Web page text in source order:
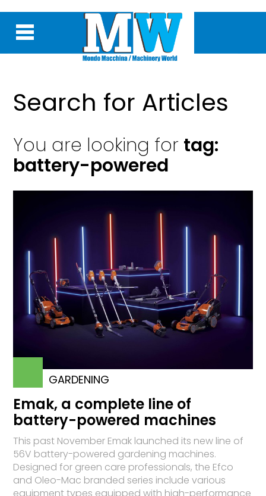
Search for Articles
You are looking for tag:
battery-powered
GARDENING
Emak, a complete line of
battery-powered machines
This past November Emak launched its new line of
56V battery-powered gardening machines.
Designed for green care professionals, the Efco
and Oleo-Mac branded series include various